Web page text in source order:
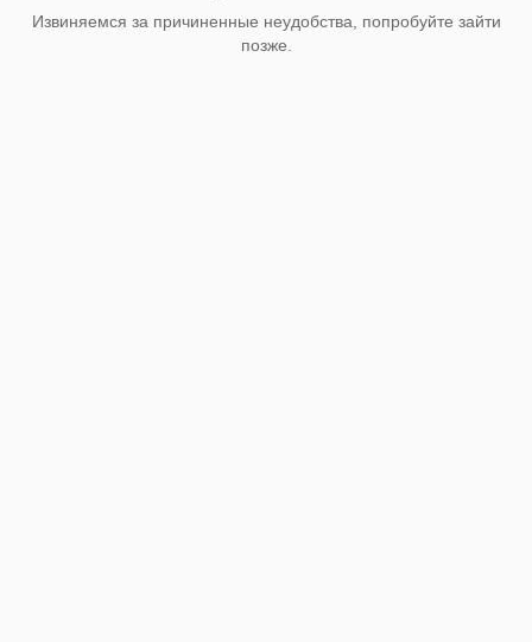
Извиняемся за причиненные неудобства, попробуйте зайти
позже.